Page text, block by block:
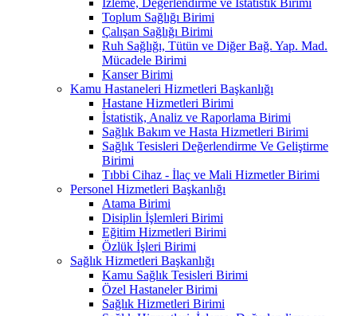
Toplum Sağlığı Birimi
Çalışan Sağlığı Birimi
Ruh Sağlığı, Tütün ve Diğer Bağ. Yap. Mad.
Mücadele Birimi
Kanser Birimi
Kamu Hastaneleri Hizmetleri Başkanlığı
Hastane Hizmetleri Birimi
İstatistik, Analiz ve Raporlama Birimi
Sağlık Bakım ve Hasta Hizmetleri Birimi
Sağlık Tesisleri Değerlendirme Ve Geliştirme
Birimi
Tıbbi Cihaz - İlaç ve Mali Hizmetler Birimi
Personel Hizmetleri Başkanlığı
Atama Birimi
Disiplin İşlemleri Birimi
Eğitim Hizmetleri Birimi
Özlük İşleri Birimi
Sağlık Hizmetleri Başkanlığı
Kamu Sağlık Tesisleri Birimi
Özel Hastaneler Birimi
Sağlık Hizmetleri Birimi